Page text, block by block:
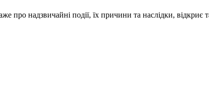
про надзвичайні події, їх причини та наслідки,